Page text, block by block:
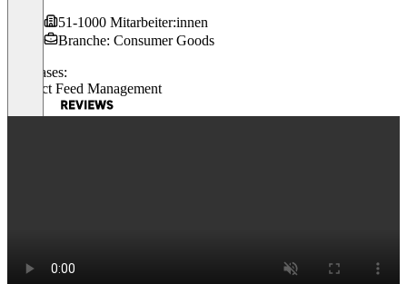
51-1000 Mitarbeiter:innen
Branche: Consumer Goods
Use cases:
Product Feed Management